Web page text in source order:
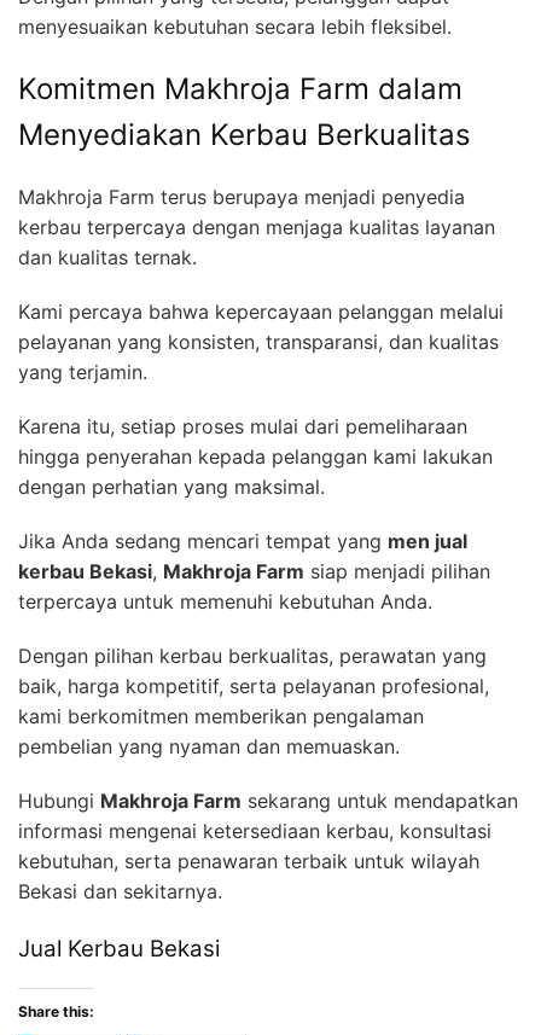
menyesuaikan kebutuhan secara lebih fleksibel.
Komitmen Makhroja Farm dalam
Menyediakan Kerbau Berkualitas
Makhroja Farm terus berupaya menjadi penyedia
kerbau terpercaya dengan menjaga kualitas layanan
dan kualitas ternak.
Kami percaya bahwa kepercayaan pelanggan melalui
pelayanan yang konsisten, transparansi, dan kualitas
yang terjamin.
Karena itu, setiap proses mulai dari pemeliharaan
hingga penyerahan kepada pelanggan kami lakukan
dengan perhatian yang maksimal.
Jika Anda sedang mencari tempat yang men jual
kerbau Bekasi, Makhroja Farm siap menjadi pilihan
terpercaya untuk memenuhi kebutuhan Anda.
Dengan pilihan kerbau berkualitas, perawatan yang
baik, harga kompetitif, serta pelayanan profesional,
kami berkomitmen memberikan pengalaman
pembelian yang nyaman dan memuaskan.
Hubungi Makhroja Farm sekarang untuk mendapatkan
informasi mengenai ketersediaan kerbau, konsultasi
kebutuhan, serta penawaran terbaik untuk wilayah
Bekasi dan sekitarnya.
Jual Kerbau Bekasi
Share this: